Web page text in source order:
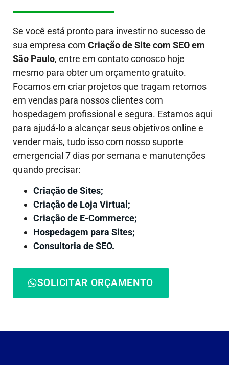
Se você está pronto para investir no sucesso de
sua empresa com Criação de Site com SEO em
São Paulo, entre em contato conosco hoje
mesmo para obter um orçamento gratuito.
Focamos em criar projetos que tragam retornos
em vendas para nossos clientes com
hospedagem profissional e segura. Estamos aqui
para ajudá-lo a alcançar seus objetivos online e
vender mais, tudo isso com nosso suporte
emergencial 7 dias por semana e manutenções
quando precisar:
Criação de Sites;
Criação de Loja Virtual;
Criação de E-Commerce;
Hospedagem para Sites;
Consultoria de SEO.
SOLICITAR ORÇAMENTO